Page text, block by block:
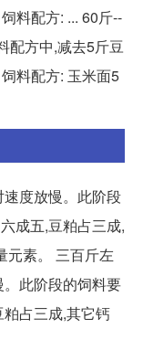
料配方: ... 60斤--
配方中,减去5斤豆
料配方: 玉米面5
度放慢。此阶段
成五,豆粕占三成,
元素。 三百斤左
此阶段的饲料要
占三成,其它钙